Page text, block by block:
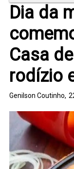
Dia da
Casa
rodízio
Genilson Coutinho,